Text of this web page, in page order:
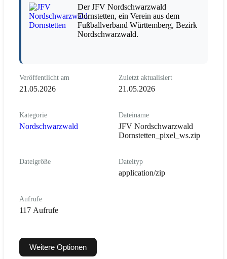
Der JFV Nordschwarzwald
Dornstetten, ein Verein aus dem
Fußballverband Württemberg, Bezirk
Nordschwarzwald.
Veröffentlicht am
21.05.2026
Zuletzt aktualisiert
21.05.2026
Kategorie
Nordschwarzwald
Dateiname
JFV Nordschwarzwald
Dornstetten_pixel_ws.zip
Dateigröße Dateityp
application/zip
Aufrufe
117 Aufrufe
Weitere Optionen